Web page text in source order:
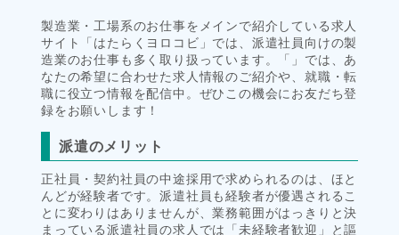
製造業・工場系のお仕事をメインで紹介している求人
サイト「はたらくヨロコビ」では、派遣社員向けの製
造業のお仕事も多く取り扱っています。「」では、あ
なたの希望に合わせた求人情報のご紹介や、就職・転
職に役立つ情報を配信中。ぜひこの機会にお友だち登
録をお願いします！
派遣のメリット
正社員・契約社員の中途採用で求められるのは、ほと
んどが経験者です。派遣社員も経験者が優遇されるこ
とに変わりはありませんが、業務範囲がはっきりと決
まっている派遣社員の求人では「未経験者歓迎」と謳